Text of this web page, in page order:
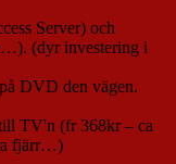
Server) och
(dyr investering i
DVD den vägen.
TV'n (fr 368kr – ca
fjärr…)